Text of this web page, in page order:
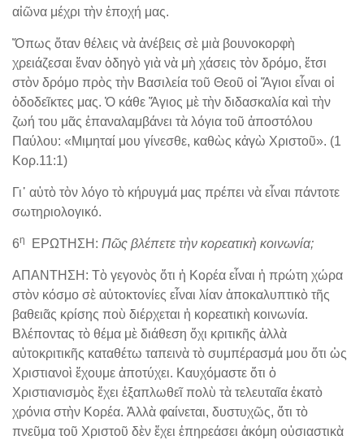
αἰῶνα μέχρι τὴν ἐποχή μας.
Ὅπως ὅταν θέλεις νὰ ἀνέβεις σὲ μιὰ βουνοκορφὴ
χρειάζεσαι ἕναν ὁδηγὸ γιὰ νὰ μὴ χάσεις τὸν δρόμο, ἔτσι
στὸν δρόμο πρὸς τὴν Βασιλεία τοῦ Θεοῦ οἱ Ἅγιοι εἶναι οἱ
ὁδοδεῖκτες μας. Ὁ κάθε Ἅγιος μὲ τὴν διδασκαλία καὶ τὴν
ζωή του μᾶς ἐπαναλαμβάνει τὰ λόγια τοῦ ἀποστόλου
Παύλου: «Μιμηταί μου γίνεσθε, καθὼς κἀγὼ Χριστοῦ». (1
Κορ.11:1)
Γι᾽ αὐτὸ τὸν λόγο τὸ κήρυγμά μας πρέπει νὰ εἶναι πάντοτε
σωτηριολογικό.
6η ΕΡΩΤΗΣΗ: Πῶς βλέπετε τὴν κορεατικὴ κοινωνία;
ΑΠΑΝΤΗΣΗ: Τὸ γεγονὸς ὅτι ἡ Κορέα εἶναι ἡ πρώτη χώρα
στὸν κόσμο σὲ αὐτοκτονίες εἶναι λίαν ἀποκαλυπτικὸ τῆς
βαθειᾶς κρίσης ποὺ διέρχεται ἡ κορεατικὴ κοινωνία.
Βλέποντας τὸ θέμα μὲ διάθεση ὄχι κριτικῆς ἀλλὰ
αὐτοκριτικῆς καταθέτω ταπεινὰ τὸ συμπέρασμά μου ὅτι ὡς
Χριστιανοὶ ἔχουμε ἀποτύχει. Καυχόμαστε ὅτι ὁ
Χριστιανισμὸς ἔχει ἐξαπλωθεῖ πολὺ τὰ τελευταῖα ἑκατὸ
χρόνια στὴν Κορέα. Ἀλλὰ φαίνεται, δυστυχῶς, ὅτι τὸ
πνεῦμα τοῦ Χριστοῦ δὲν ἔχει ἐπηρεάσει ἀκόμη οὐσιαστικὰ